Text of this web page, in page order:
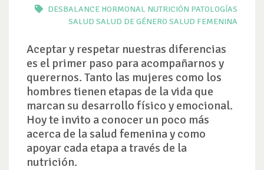
DESBALANCE HORMONAL NUTRICIÓN PATOLOGÍAS
SALUD SALUD DE GÉNERO SALUD FEMENINA
Aceptar y respetar nuestras diferencias
es el primer paso para acompañarnos y
querernos. Tanto las mujeres como los
hombres tienen etapas de la vida que
marcan su desarrollo físico y emocional.
Hoy te invito a conocer un poco más
acerca de la salud femenina y como
apoyar cada etapa a través de la
nutrición.